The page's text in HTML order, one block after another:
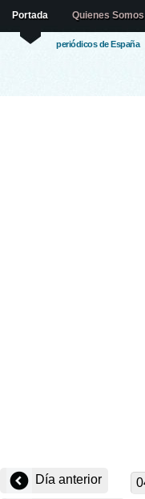
periódicos de España
Portada Quienes Somos
Día anterior